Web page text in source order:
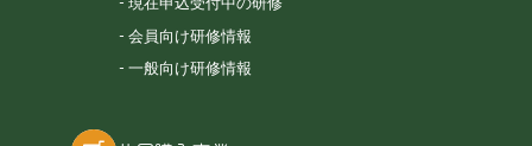
現在申込受付中の研修
会員向け研修情報
一般向け研修情報